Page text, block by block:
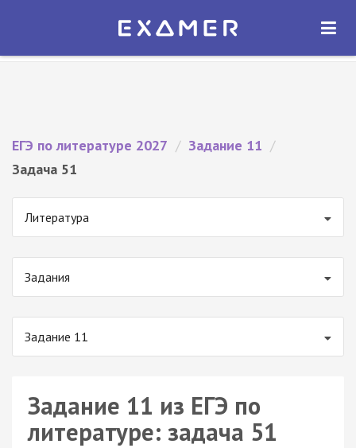
Экзамер — ЕГЭ 2027
ОТКРЫТЬ
ЕГЭ по литературе 2027 / Задание 11 /
Задача 51
Литература
Задания
Задание 11
Задание 11 из ЕГЭ по
литературе: задача 51